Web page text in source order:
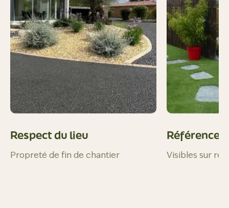
Respect du lieu
Propreté de fin de chantier Visibles sur